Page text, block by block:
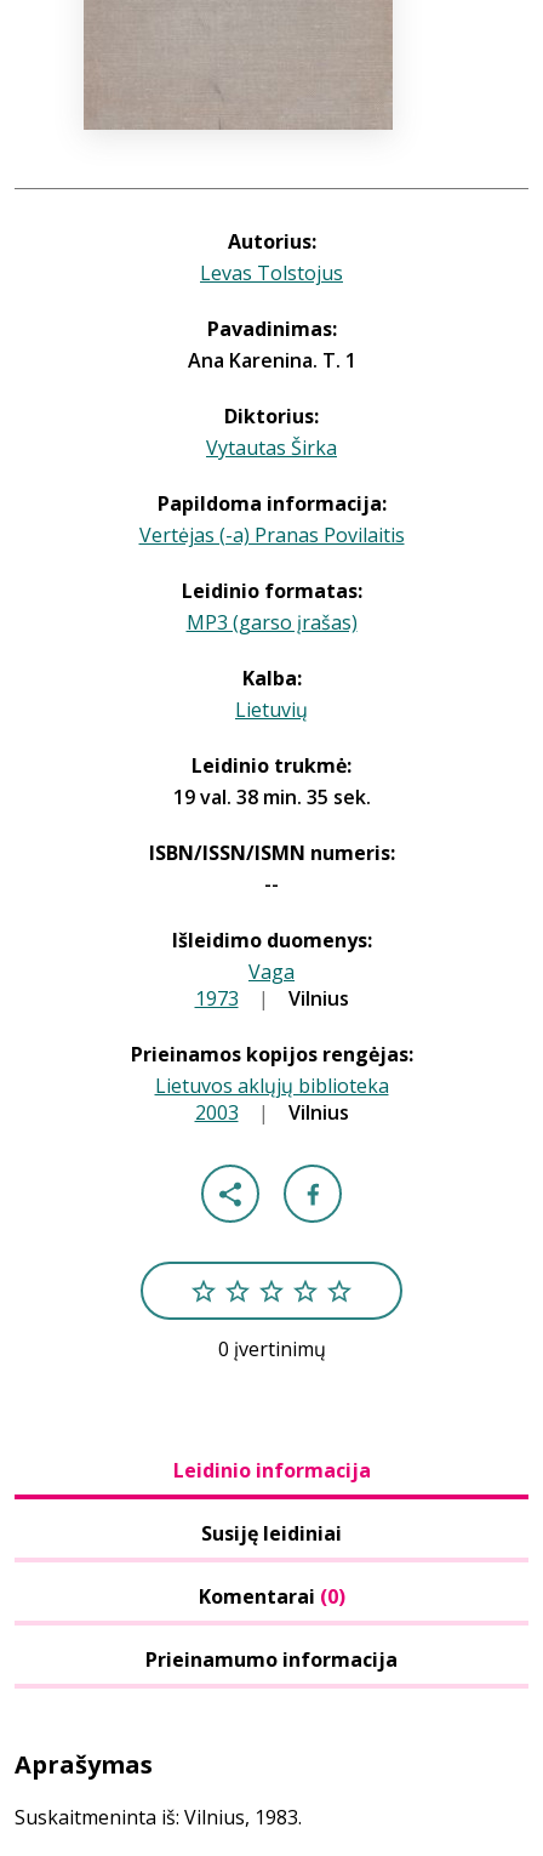
Autorius:
Levas Tolstojus
Pavadinimas:
Ana Karenina. T. 1
Diktorius:
Vytautas Širka
Papildoma informacija:
Vertėjas (-a) Pranas Povilaitis
Leidinio formatas:
MP3 (garso įrašas)
Kalba:
Lietuvių
Leidinio trukmė:
19 val. 38 min. 35 sek.
ISBN/ISSN/ISMN numeris:
--
Išleidimo duomenys:
Vaga
1973 | Vilnius
Prieinamos kopijos rengėjas:
Lietuvos aklųjų biblioteka
2003 | Vilnius
0 įvertinimų
Leidinio informacija
Susiję leidiniai
Komentarai (0)
Prieinamumo informacija
Aprašymas
Suskaitmeninta iš: Vilnius, 1983.